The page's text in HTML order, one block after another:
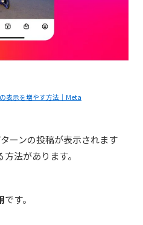
表示を増やす方法｜Meta
ーンの投稿が表示されます
法があります。
です。